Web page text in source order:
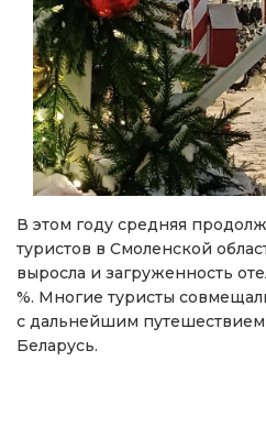
В этом году средняя
туристов в Смоленской
выросла и загруженность
%. Многие туристы
с дальнейшим
Беларусь.